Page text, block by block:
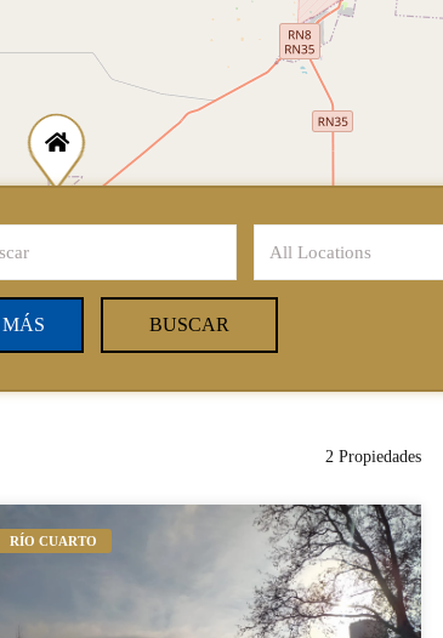
All Locations
MÁS BUSCAR
2 Propiedades
RÍO CUARTO